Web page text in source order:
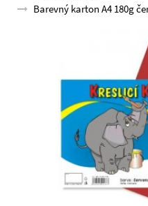
Barevný karton A4 180g